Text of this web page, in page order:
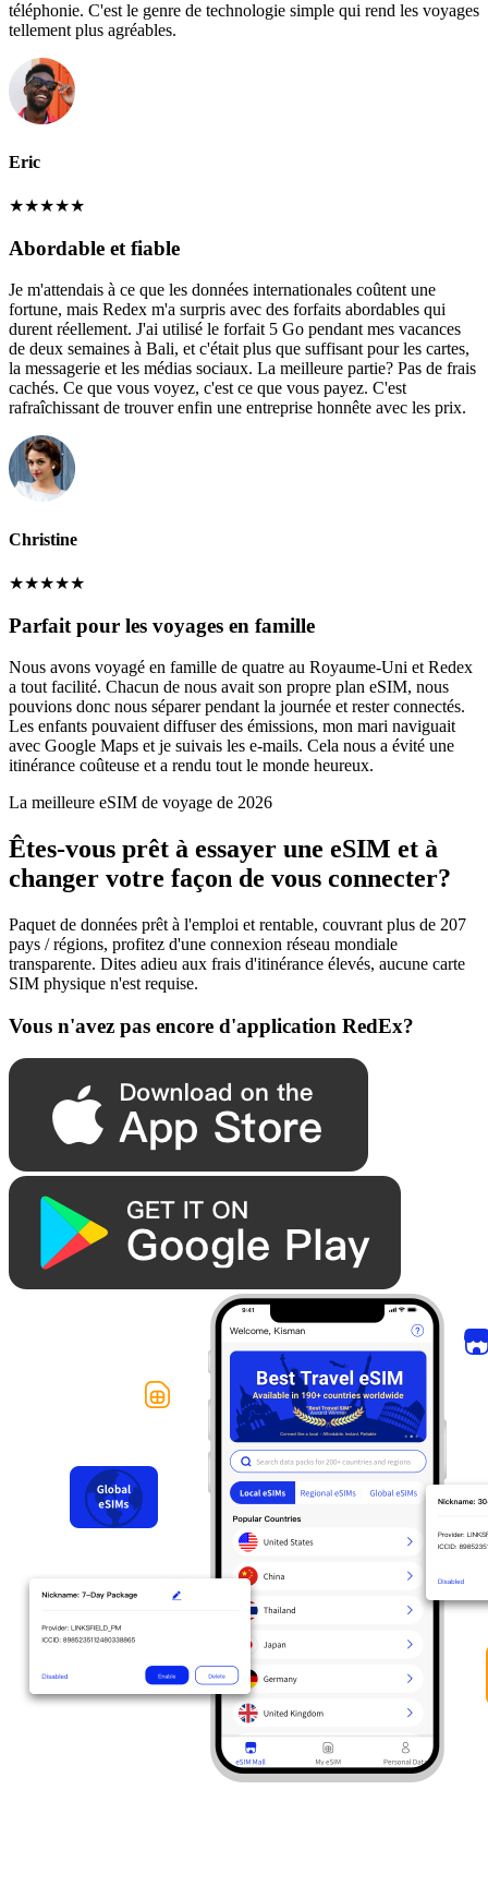
téléphonie. C'est le genre de technologie simple qui rend les voyages
tellement plus agréables.
Eric
★★★★★
Abordable et fiable
Je m'attendais à ce que les données internationales coûtent une
fortune, mais Redex m'a surpris avec des forfaits abordables qui
durent réellement. J'ai utilisé le forfait 5 Go pendant mes vacances
de deux semaines à Bali, et c'était plus que suffisant pour les cartes,
la messagerie et les médias sociaux. La meilleure partie? Pas de frais
cachés. Ce que vous voyez, c'est ce que vous payez. C'est
rafraîchissant de trouver enfin une entreprise honnête avec les prix.
Christine
★★★★★
Parfait pour les voyages en famille
Nous avons voyagé en famille de quatre au Royaume-Uni et Redex
a tout facilité. Chacun de nous avait son propre plan eSIM, nous
pouvions donc nous séparer pendant la journée et rester connectés.
Les enfants pouvaient diffuser des émissions, mon mari naviguait
avec Google Maps et je suivais les e-mails. Cela nous a évité une
itinérance coûteuse et a rendu tout le monde heureux.
La meilleure eSIM de voyage de 2026
Êtes-vous prêt à essayer une eSIM et à
changer votre façon de vous connecter?
Paquet de données prêt à l'emploi et rentable, couvrant plus de 207
pays / régions, profitez d'une connexion réseau mondiale
transparente. Dites adieu aux frais d'itinérance élevés, aucune carte
SIM physique n'est requise.
Vous n'avez pas encore d'application RedEx?